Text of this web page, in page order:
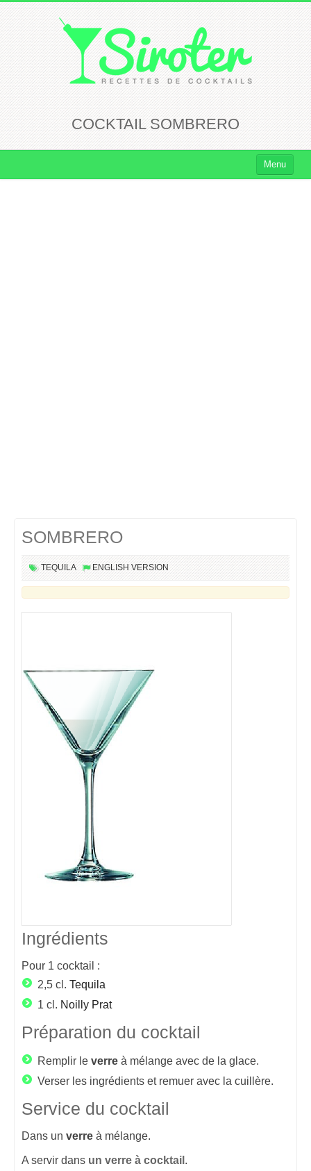
COCKTAIL SOMBRERO
Menu
SOMBRERO
TEQUILA ENGLISH VERSION
Ingrédients
Pour 1 cocktail :
2,5 cl. Tequila
1 cl. Noilly Prat
Préparation du cocktail
Remplir le verre à mélange avec de la glace.
Verser les ingrédients et remuer avec la cuillère.
Service du cocktail
Dans un verre à mélange.
A servir dans un verre à cocktail .